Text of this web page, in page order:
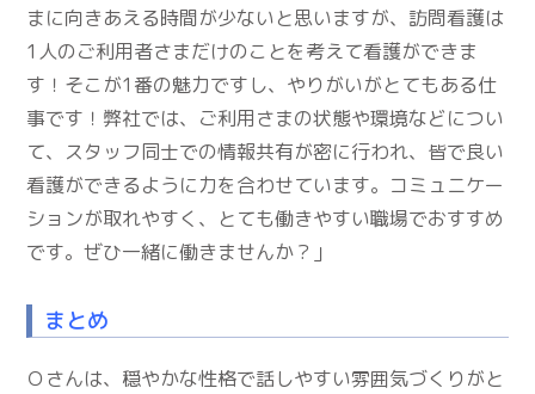
まに向きあえる時間が少ないと思いますが、訪問看護は
1人のご利用者さまだけのことを考えて看護ができま
す！そこが1番の魅力ですし、やりがいがとてもある仕
事です！弊社では、ご利用さまの状態や環境などについ
て、スタッフ同士での情報共有が密に行われ、皆で良い
看護ができるように力を合わせています。コミュニケー
ションが取れやすく、とても働きやすい職場でおすすめ
です。ぜひ一緒に働きませんか？」
まとめ
Ｏさんは、穏やかな性格で話しやすい雰囲気づくりがと